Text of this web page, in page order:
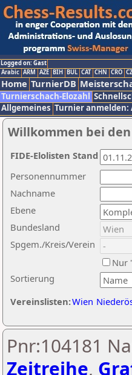
Logged on: Gast
Arabic ARM AZE BIH BUL CAT CHN CRO
Home TurnierDB
Turnierschach-Elozahl
Allgemeines Turnier anmelden:
Willkommen bei
Nachname
Ebene
Sortierung
Personennummer
Bundesland
Spgem./Kreis/Verein
Nur
Vereinslisten:Wien
FIDE-Elolisten Stand
Pnr:104181
Zeitreihe,